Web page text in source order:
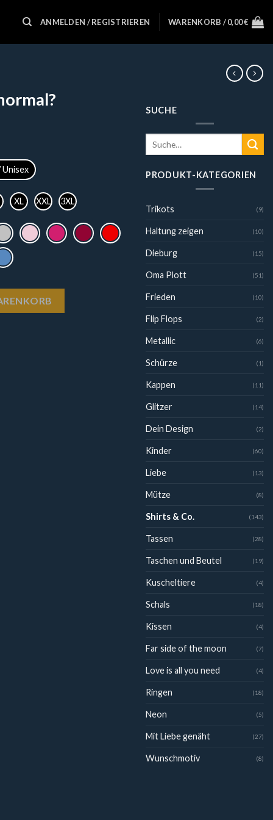
ANMELDEN / REGISTRIEREN WARENKORB /0,00€
XL XXL 3XL
SUCHE
PRODUKT-KATEGORIEN
Trikots (9)
Haltung zeigen (10)
Dieburg (15)
Oma Plott (51)
Frieden (10)
Flip Flops (2)
Metallic (6)
Schürze (1)
Kappen (11)
Glitzer (14)
Dein Design (2)
Kinder (60)
Liebe (13)
Mütze (8)
Shirts & Co. (143)
Tassen (28)
Taschen und Beutel (19)
Kuscheltiere (4)
Schals (18)
Kissen (4)
Far side of the moon (7)
Love is all you need (4)
Ringen (18)
Neon (5)
Mit Liebe genäht (27)
Wunschmotiv (8)